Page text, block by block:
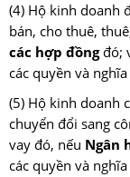
(4) Hộ kinh doanh
bán, cho thuê,
các hợp đồngđó;
các quyền và
(5) Hộ kinh doanh
chuyển đổi sang
vay đó, nếu Ngân
các quyền và